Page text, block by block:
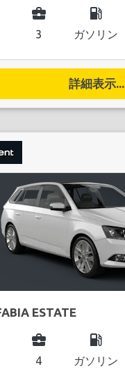
business_center
3
local_gas_station
ガソリン
詳細表示...
ESTATE
business_center
4
local_gas_station
ガソリン